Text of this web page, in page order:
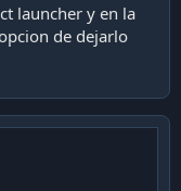
launcher y en la
de dejarlo